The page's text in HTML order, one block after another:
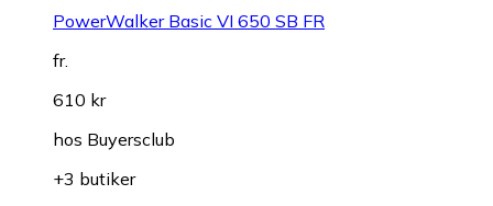
PowerWalker Basic VI 650 SB FR
fr.
610 kr
hos Buyersclub
+3 butiker